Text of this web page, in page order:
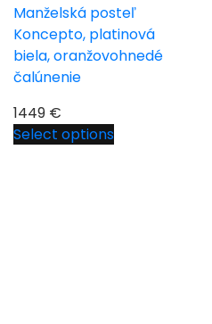
Manželská posteľ
Koncepto, platinová
biela, oranžovohnedé
čalúnenie
1449 €
Select options